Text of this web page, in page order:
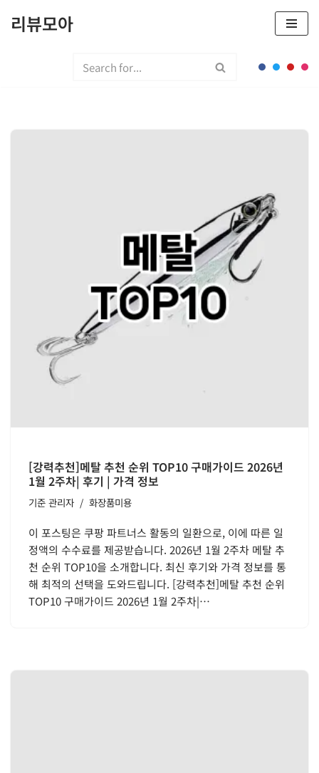
리뷰모아
[강력추천]메탈 추천 순위 TOP10 구매가이드 2026년
1월 2주차| 후기 | 가격 정보
기준 관리자 화장품미용
이 포스팅은 쿠팡 파트너스 활동의 일환으로, 이에 따른 일
정액의 수수료를 제공받습니다. 2026년 1월 2주차 메탈 추
천 순위 TOP10을 소개합니다. 최신 후기와 가격 정보를 통
해 최적의 선택을 도와드립니다. [강력추천]메탈 추천 순위
TOP10 구매가이드 2026년 1월 2주차|…